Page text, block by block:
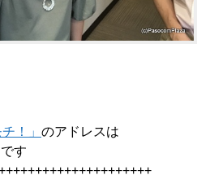
！」 のアドレスは
す